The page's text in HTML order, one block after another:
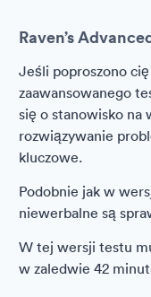
Raven’s
Jeśli poproszono
zaawansowanego
się o stanowisko na
rozwiązywanie
kluczowe.
Podobnie jak w
niewerbalne są
W tej wersji testu
w zaledwie 42